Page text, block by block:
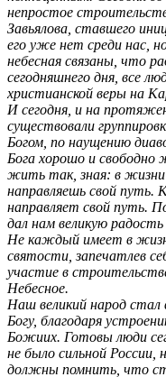
непростое
Завьялова, ставшего
его уже нет среди нас,
небесная связаны, что
сегодняшнего дня, все
христианской веры на
И сегодня, и на
существовали
Богом, по наущению
Бога хорошо и
жить так, зная: в
направляешь свой путь.
направляет свой путь.
дал нам великую
Не каждый имеет в
святости, запечатлев
участие в
Небесное.
Наш великий народ стал
Богу, благодаря
Божиих. Готовы люди
не было сильной
должны помнить, что